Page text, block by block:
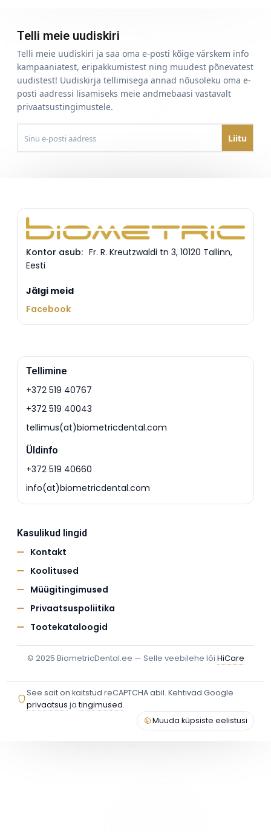
Telli meie uudiskiri
Telli meie uudiskiri ja saa oma e-posti kõige värskem info
kampaaniatest, eripakkumistest ning muudest põnevatest
uudistest! Uudiskirja tellimisega annad nõusoleku oma e-
posti aadressi lisamiseks meie andmebaasi vastavalt
privaatsustingimustele.
Sinu e-
aadress
Kontor asub: Fr. R. Kreutzwaldi tn 3, 10120 Tallinn,
Eesti
Jälgi meid
Facebook
Tellimine
+372 519 40767
+372 519 40043
tellimus(at)biometricdental.com
Üldinfo
+372 519 40660
info(at)biometricdental.com
Kasulikud lingid
Kontakt
Koolitused
Müügitingimused
Privaatsuspoliitika
Tootekataloogid
© 2025 BiometricDental.ee — Selle veebilehe lõi HiCare
See sait on kaitstud reCAPTCHA abil. Kehtivad Google
privaatsus ja tingimused.
Muuda küpsiste eelistusi